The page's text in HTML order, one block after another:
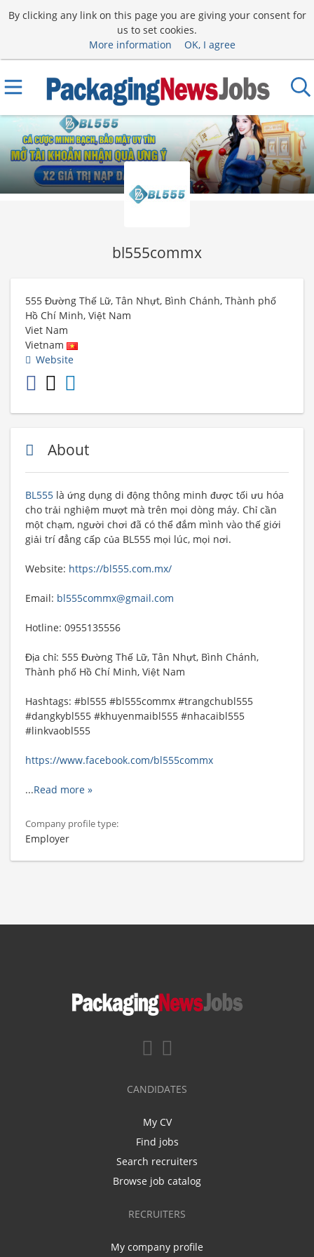
By clicking any link on this page you are giving your consent for
us to set cookies.
More information
OK, I agree
bl555commx
555 Đường Thế Lữ, Tân Nhựt, Bình Chánh, Thành phố
Hồ Chí Minh, Việt Nam
Viet Nam
Vietnam
Website
About
BL555 là ứng dụng di động thông minh được tối ưu hóa
cho trải nghiệm mượt mà trên mọi dòng máy. Chỉ cần
một chạm, người chơi đã có thể đắm mình vào thế giới
giải trí đẳng cấp của BL555 mọi lúc, mọi nơi.
Website: https://bl555.com.mx/
Email: bl555commx@gmail.com
Hotline: 0955135556
Địa chỉ: 555 Đường Thế Lữ, Tân Nhựt, Bình Chánh,
Thành phố Hồ Chí Minh, Việt Nam
Hashtags: #bl555 #bl555commx #trangchubl555
#dangkybl555 #khuyenmaibl555 #nhacaibl555
#linkvaobl555
https://www.facebook.com/bl555commx
...Read more »
Company profile type:
Employer
CANDIDATES
My CV
Find jobs
Search recruiters
Browse job catalog
RECRUITERS
My company profile